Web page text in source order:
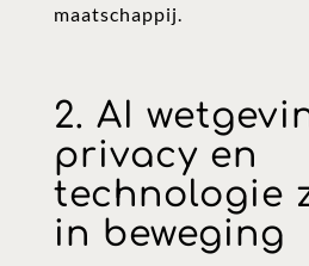
maatschappij.
2. AI
privacy en
technologie
in beweging